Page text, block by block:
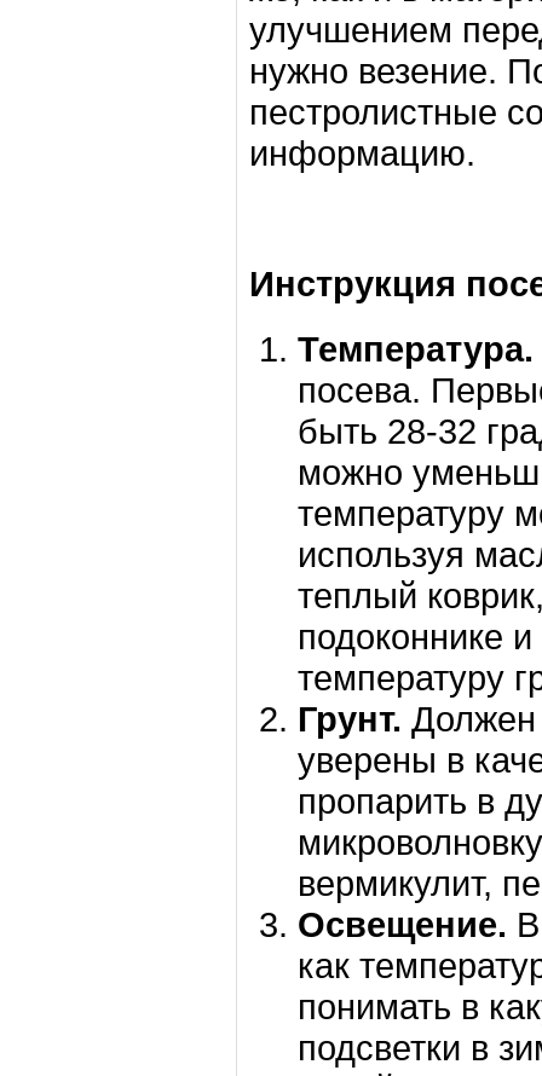
улучшением
нужно везение.
пестролистные
информацию.
Инструкция
Температура.
посева.
быть 28-32
можно
температуру
используя
теплый
подоконнике и
температуру
Грунт.
уверены в
пропарить в
вермикулит,
Освещение.
как
понимать в
подсветки в